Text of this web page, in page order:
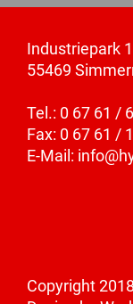
Industriepark
55469
Tel.: 0 67 61 /
Fax: 0 67 61 /
E-Mail:
Copyright